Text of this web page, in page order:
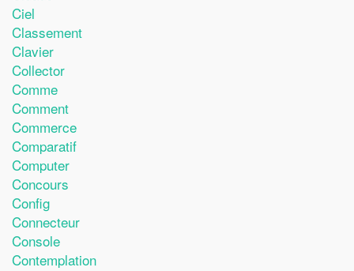
Ciel
Classement
Clavier
Collector
Comme
Comment
Commerce
Comparatif
Computer
Concours
Config
Connecteur
Console
Contemplation